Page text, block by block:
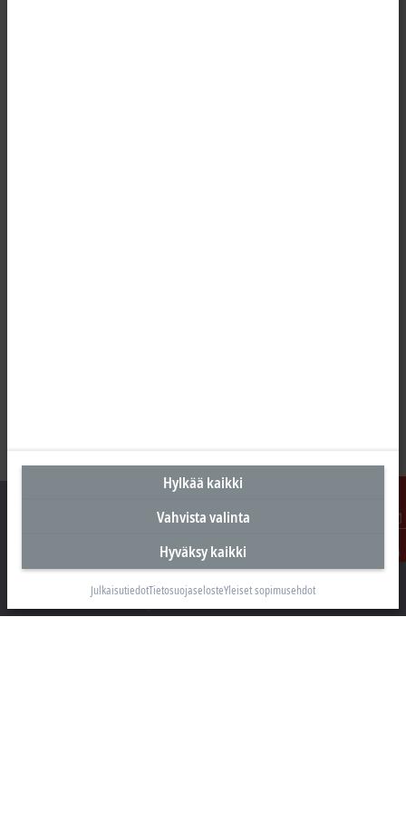
yhteyttä
Suomen pääkonttori
Beckhoff Automation Oy
Hakakalliontie 2
Hylkää kaikki
Vahvista valinta
Hyväksy kaikki
JulkaisutiedotTietosuojaselosteYleiset sopimusehdot